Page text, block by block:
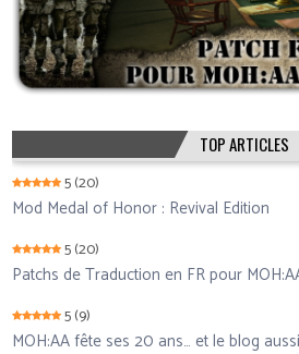
TOP ARTICLES
5(20)
Mod Medal of Honor : Revival Edition
5(20)
Patchs de Traduction en FR pour
5(9)
MOH:AA fête ses 20 ans… et le blog